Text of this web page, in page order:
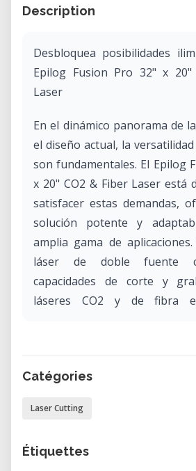
Description
Desbloquea posibilidades
Epilog Fusion Pro 32" x 20"
Laser
En el dinámico panorama de
el diseño actual, la
son fundamentales. El Epilog
x 20" CO2 & Fiber Laser está
satisfacer estas demandas,
solución potente y
amplia gama de
láser de doble fuente
capacidades de corte y
láseres CO2 y de fibra
Cambia sin esfuerzo
Catégories
Laser Cutting
Étiquettes